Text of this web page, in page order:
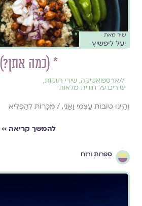
שיר מאת
יעל ליפשיץ
* (כמה אתן?)
//ארספואטיקה, שירי רווקות,
שירים על חוויית מלאות
וְהָיִינוּ טוֹבוֹת עַצְמִי וַאֲנִי, / מֻכָּרוֹת לְהַפְלִיא
להמשך קריאה ››
ספרות ורוח